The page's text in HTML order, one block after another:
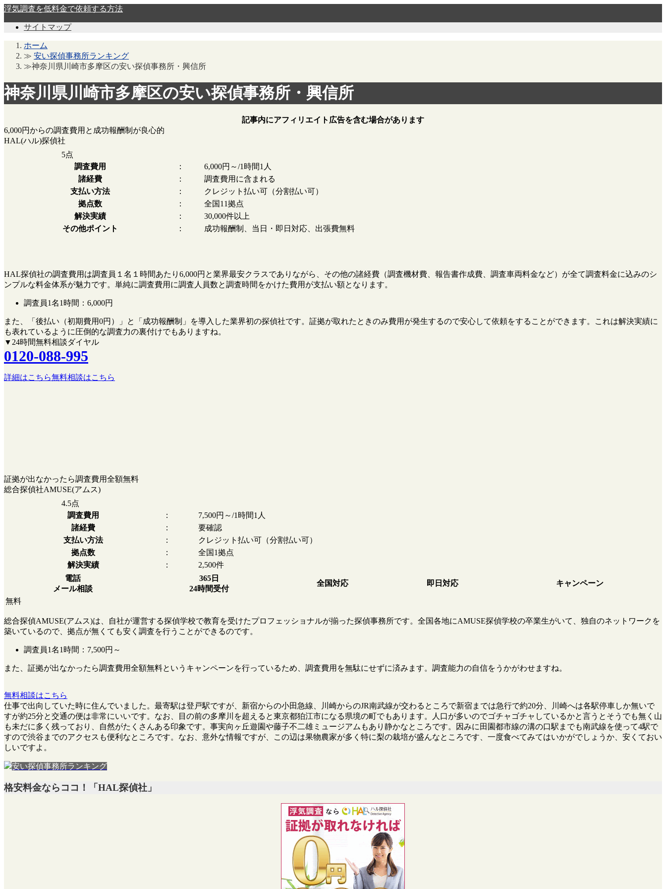
浮気調査を低料金で依頼する方法
サイトマップ
ホーム
≫ 安い探偵事務所ランキング
≫神奈川県川崎市多摩区の安い探偵事務所・興信所
神奈川県川崎市多摩区の安い探偵事務所・興信所
記事内にアフィリエイト広告を含む場合があります
6,000円からの調査費用と成功報酬制が良心的
HAL(ハル)探偵社
5点
調査費用
：
6,000円～/1時間1人
諸経費
：
調査費用に含まれる
支払い方法
：
クレジット払い可（分割払い可）
拠点数
：
全国11拠点
解決実績
：
30,000件以上
その他ポイント
： 成功報酬制、当日・即日対応、出張費無料
HAL探偵社の調査費用は調査員１名１時間あたり6,000円と業界最安クラスでありながら、その他の諸経費（調査機材費、報告書作成費、調査車両料金など）が全て調査料金に込みのシ
ンプルな料金体系が魅力です。単純に調査費用に調査人員数と調査時間をかけた費用が支払い額となります。
調査員1名1時間： 6,000円
また、 「後払い（初期費用0円）」 と 「成功報酬制」
を導入した業界初の探偵社です。証拠が取れたときのみ費用が発生するので安心して依頼をすることができます。これは解決実績に
も表れているように圧倒的な調査力の裏付けでもありますね。
▼24時間無料相談ダイヤル
0120-088-995
詳細はこちら無料相談はこちら
証拠が出なかったら調査費用全額無料
総合探偵社AMUSE(アムス)
4.5点
調査費用
：
7,500円～/1時間1人
諸経費
：
要確認
支払い方法
：
クレジット払い可（分割払い可）
拠点数
：
全国1拠点
解決実績
：
2,500件
電話
メール相談
365日
24時間受付
全国対応 即日対応 キャンペーン
無料
総合探偵AMUSE(アムス)は、自社が運営する探偵学校で教育を受けたプロフェッショナルが揃った探偵事務所です。全国各地にAMUSE探偵学校の卒業生がいて、独自のネットワークを
築いているので、拠点が無くても安く調査を行うことができるのです。
調査員1名1時間： 7,500円～
また、 証拠が出なかったら調査費用全額無料というキャンペーンを行っているため、調査費用を無駄にせずに済みます。調査能力の自信をうかがわせますね。
無料相談はこちら
仕事で出向していた時に住んでいました。最寄駅は登戸駅ですが、新宿からの小田急線、川崎からのJR南武線が交わるところで新宿までは急行で約20分、川崎へは各駅停車しか無いで
すが約25分と交通の便は非常にいいです。なお、目の前の多摩川を超えると東京都狛江市になる県境の町でもあります。人口が多いのでゴチャゴチャしているかと言うとそうでも無く山
も未だに多く残っており、自然がたくさんある印象です。事実向ヶ丘遊園や藤子不二雄ミュージアムもあり静かなところです。因みに田園都市線の溝の口駅までも南武線を使って4駅で
すので渋谷までのアクセスも便利なところです。なお、意外な情報ですが、この辺は果物農家が多く特に梨の栽培が盛んなところです、一度食べてみてはいかがでしょうか、安くておい
しいですよ。
安い探偵事務所ランキング
格安料金ならココ！「HAL探偵社」